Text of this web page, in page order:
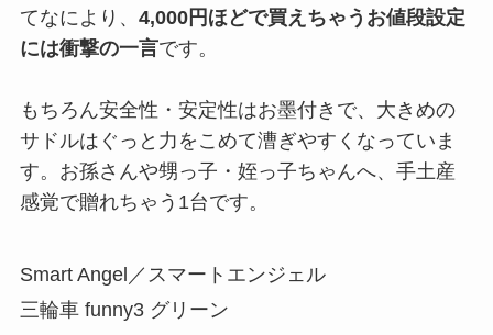
てなにより、 4,000円ほどで買えちゃうお値段設定
には衝撃の一言です。
もちろん安全性・安定性はお墨付きで、大きめの
サドルはぐっと力をこめて漕ぎやすくなっていま
す。お孫さんや甥っ子・姪っ子ちゃんへ、手土産
感覚で贈れちゃう1台です。
Smart Angel／スマートエンジェル
三輪車 funny3 グリーン